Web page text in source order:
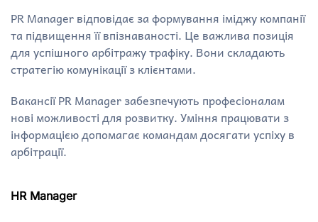
PR Manager відповідає за формування іміджу компанії
та підвищення її впізнаваності. Це важлива позиція
для успішного арбітражу трафіку. Вони складають
стратегію комунікації з клієнтами.
Вакансії PR Manager забезпечують професіоналам
нові можливості для розвитку. Уміння працювати з
інформацією допомагає командам досягати успіху в
арбітрації.
HR Manager